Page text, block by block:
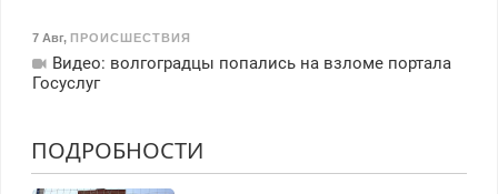
7 Авг, ПРОИСШЕСТВИЯ
Видео: волгоградцы попались на взломе портала
Госуслуг
ПОДРОБНОСТИ